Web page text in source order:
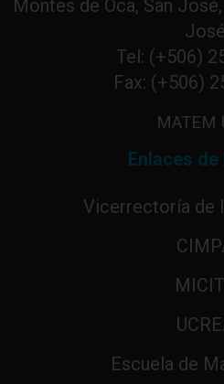
Montes de Oca, San
José
Tel: (+506)
Fax: (+506)
MATEM
Enlaces
Vicerrectoría de
Escuela de